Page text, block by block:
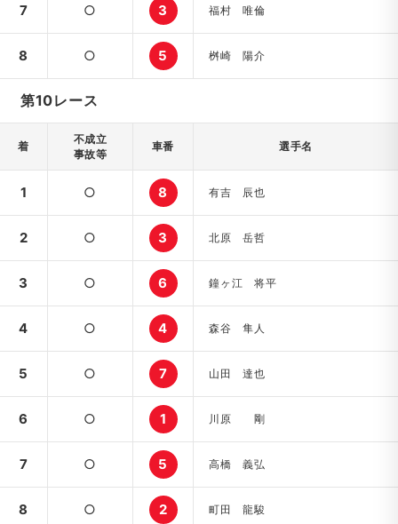
7 ○ 3 福村 唯倫
8 ○ 5 桝崎 陽介
第10レース
着
不成立
事故等
車番 選手名
1 ○ 8 有吉 辰也
2 ○ 3 北原 岳哲
3 ○ 6 鐘ヶ江 将平
4 ○ 4 森谷 隼人
5 ○ 7 山田 達也
6 ○ 1 川原 剛
7 ○ 5 高橋 義弘
8 ○ 2 町田 龍駿